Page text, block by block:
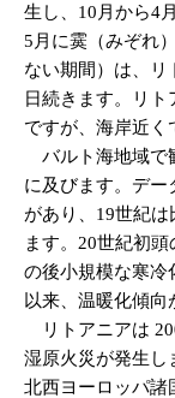
生し、10月から4
5月に霙（みぞれ
ない期間）は、リ
日続きます。リ
ですが、海岸近く
バルト海地域で
に及びます。デー
があり、19世紀
ます。20世紀初
の後小規模な寒冷
以来、温暖化傾向
リトアニアは
湿原火災が発生し
北西ヨーロッパ諸